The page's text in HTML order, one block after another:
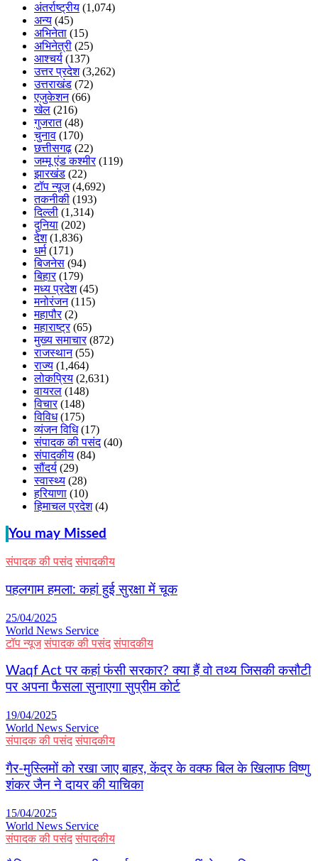
अंतर्राष्ट्रीय (1,074)
अन्य (45)
अभिनेता (15)
अभिनेत्री (25)
आश्चर्य (137)
उत्तर प्रदेश(3,262)
उत्तराखंड (72)
एजुकेशन(66)
खेल (216)
गुजरात(48)
चुनाव (170)
छत्तीसगढ़ (22)
जम्मू एंड कश्मीर(119)
झारखंड (22)
टॉप न्यूज(4,692)
तकनीकी (193)
दिल्ली (1,314)
दुनिया (202)
देश(1,836)
धर्म(171)
बिजनेस (94)
बिहार(179)
मध्य प्रदेश(45)
मनोरंजन(115)
महापौर(2)
महाराष्ट्र(65)
मुख्य समाचार(872)
राजस्थान(55)
राज्य (1,464)
लोकप्रिय (2,631)
वायरल (148)
विचार(148)
विविध(175)
व्यंजन विधि(17)
संपादक की पसंद(40)
संपादकीय (84)
सौंदर्य (29)
स्वास्थ्य (28)
हरियाणा (10)
हिमाचल प्रदेश(4)
You may Missed
संपादक की पसंद संपादकीय
पहलगाम हमला: कहां हुई सुरक्षा में चूक
25/04/2025
World News Service
टॉप न्यूज संपादक की पसंद संपादकीय
Waqf Act पर कहां फंसी सरकार? क्या हैं वो तथ्य जिसकी कसौटी
पर अपना फैसला सुनाएगा सुप्रीम कोर्ट
19/04/2025
World News Service
संपादक की पसंद संपादकीय
गैर-मुस्लिमों को रखा जाए बाहर, केंद्र के वक्फ बिल के खिलाफ विष्णु
शंकर जैन ने दायर की याचिका
15/04/2025
World News Service
संपादक की पसंद संपादकीय